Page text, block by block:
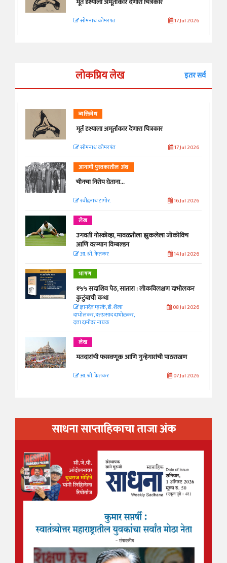
सोमनाथ कोमरपंत 17 Jul 2026
लोकप्रिय लेख इतर सर्व
व्यक्तिवेध
मूर्त दृश्याला अमूर्ताकार देणारा चित्रकार
सोमनाथ कोमरपंत 17 Jul 2026
आगामी पुस्तकातील अंश
चीनचा निरोप घेताना...
रवींद्रनाथ टागोर. 16 Jul 2026
लेख
उगवती नोस्कोव्हा, मावळतीला झुकलेला जोकोविच
आणि दरम्यान विम्बल्डन
आ. श्री. केतकर 14 Jul 2026
भाषण
१५५ सदाशिव पेठ, सातारा : लोकविलक्षण दाभोलकर
कुटुंबाची कथा
ज्ञानदेव म्हस्के, डॉ. शैला
दाभोलकर, दत्तप्रसाद दाभोळकर,
दत्ता दामोदर नायक
08 Jul 2026
लेख
मतदारांची फसवणूक आणि गुन्हेगारांची पाठराखण
आ. श्री. केतकर 07 Jul 2026
साधना साप्ताहिकाचा ताजा अंक